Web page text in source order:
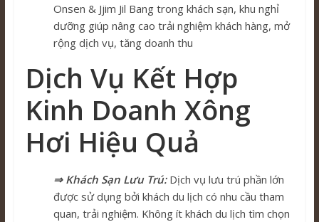
Onsen & Jjim Jil Bang trong khách sạn, khu nghỉ
dưỡng giúp nâng cao trải nghiệm khách hàng, mở
rộng dịch vụ, tăng doanh thu
Dịch Vụ Kết Hợp
Kinh Doanh Xông
Hơi Hiệu Quả
⇒ Khách Sạn Lưu Trú:Dịch vụ lưu trú phần lớn
được sử dụng bởi khách du lịch có nhu cầu tham
quan, trải nghiệm. Không ít khách du lịch tìm chọn